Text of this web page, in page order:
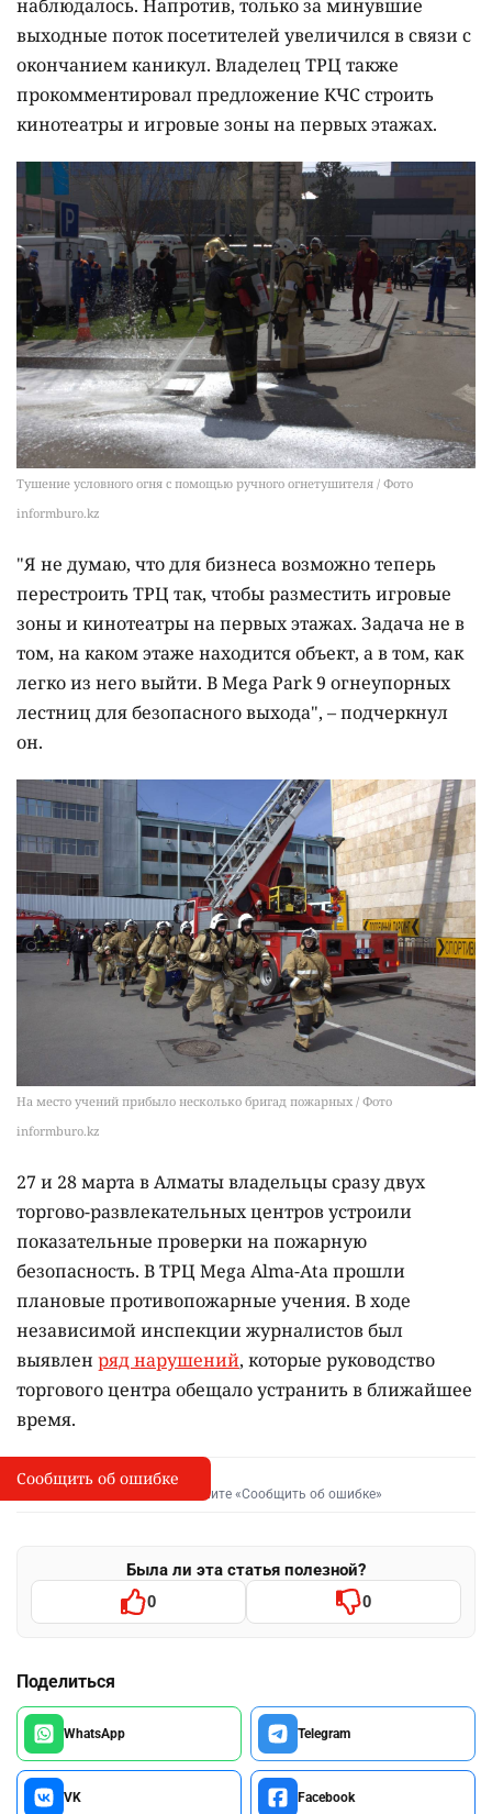
наблюдалось. Напротив, только за минувшие
выходные поток посетителей увеличился в связи с
окончанием каникул. Владелец ТРЦ также
прокомментировал предложение КЧС строить
кинотеатры и игровые зоны на первых этажах.
Тушение условного огня с помощью ручного огнетушителя / Фото
informburo.kz
"Я не думаю, что для бизнеса возможно теперь
перестроить ТРЦ так, чтобы разместить игровые
зоны и кинотеатры на первых этажах. Задача не в
том, на каком этаже находится объект, а в том, как
легко из него выйти. В Mega Park 9 огнеупорных
лестниц для безопасного выхода", – подчеркнул
он.
На место учений прибыло несколько бригад пожарных / Фото
informburo.kz
27 и 28 марта в Алматы владельцы сразу двух
торгово-развлекательных центров устроили
показательные проверки на пожарную
безопасность. В ТРЦ Mega Alma-Ata прошли
плановые противопожарные учения. В ходе
независимой инспекции журналистов был
выявлен ряд нарушений, которые руководство
торгового центра обещало устранить в ближайшее
время.
I
Сообщить об опечатке
Выделите фрагмент и нажмите «Сообщить об ошибке»
Была ли эта статья полезной?
0 0
Поделиться
WhatsApp Telegram
VK Facebook
Сообщить об ошибке